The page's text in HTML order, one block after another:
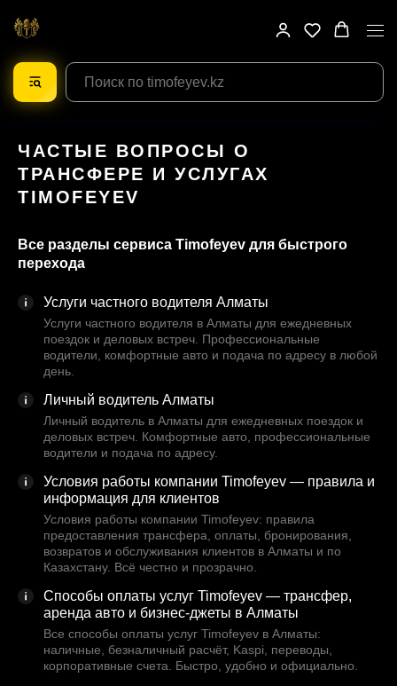
ЧАСТЫЕ ВОПРОСЫ О
ТРАНСФЕРЕ И УСЛУГАХ
TIMOFEYEV
Все разделы сервиса Timofeyev для быстрого
перехода
Услуги частного водителя Алматы
Услуги частного водителя в Алматы для ежедневных
поездок и деловых встреч. Профессиональные
водители, комфортные авто и подача по адресу в любой
день.
Личный водитель Алматы
Личный водитель в Алматы для ежедневных поездок и
деловых встреч. Комфортные авто, профессиональные
водители и подача по адресу.
Условия работы компании Timofeyev — правила и
информация для клиентов
Условия работы компании Timofeyev: правила
предоставления трансфера, оплаты, бронирования,
возвратов и обслуживания клиентов в Алматы и по
Казахстану. Всё честно и прозрачно.
Способы оплаты услуг Timofeyev — трансфер,
аренда авто и бизнес-джеты в Алматы
Все способы оплаты услуг Timofeyev в Алматы:
наличные, безналичный расчёт, Kaspi, переводы,
корпоративные счета. Быстро, удобно и официально.